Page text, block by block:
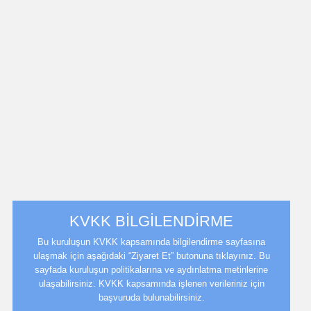
KVKK BİLGİLENDİRME
Bu kuruluşun KVKK kapsamında bilgilendirme sayfasına
ulaşmak için aşağıdaki “Ziyaret Et” butonuna tıklayınız. Bu
sayfada kuruluşun politikalarına ve aydınlatma metinlerine
ulaşabilirsiniz. KVKK kapsamında işlenen verileriniz için
başvuruda bulunabilirsiniz.